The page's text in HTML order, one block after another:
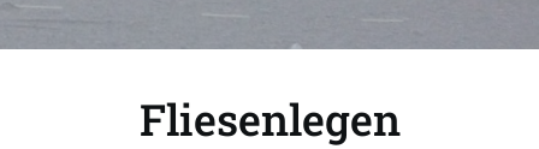
Fliesenlegen